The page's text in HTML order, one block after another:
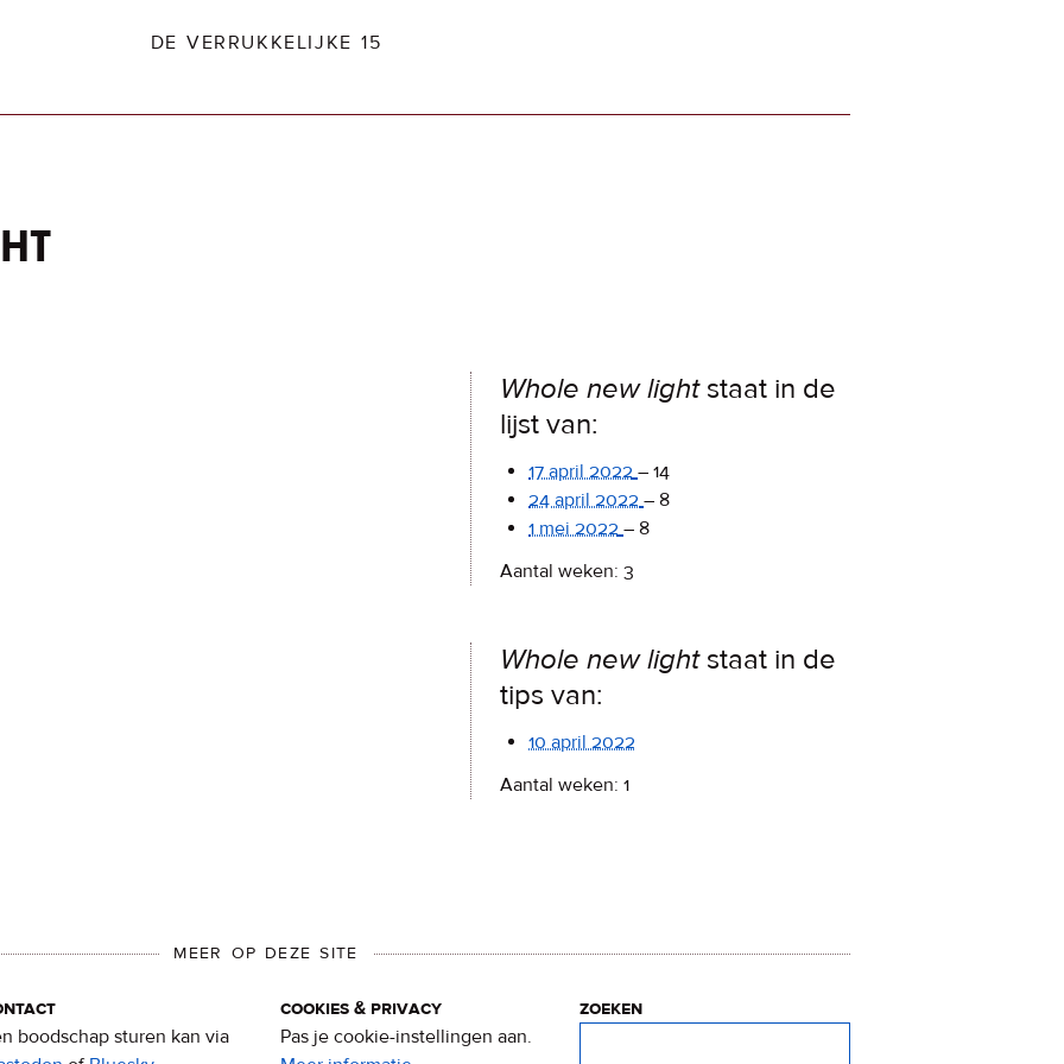
DE VERRUKKELIJKE 15
Whole new lightstaat in de
lijst van:
17 april 2022 – 14
24 april 2022 – 8
1 mei 2022 – 8
Aantal weken: 3
Whole new lightstaat in de
tips van:
10 april 2022
Aantal weken: 1
MEER OP DEZE SITE
boodschap sturen kan via
cookies & privacy
Pas je cookie-instellingen aan.
zoeken